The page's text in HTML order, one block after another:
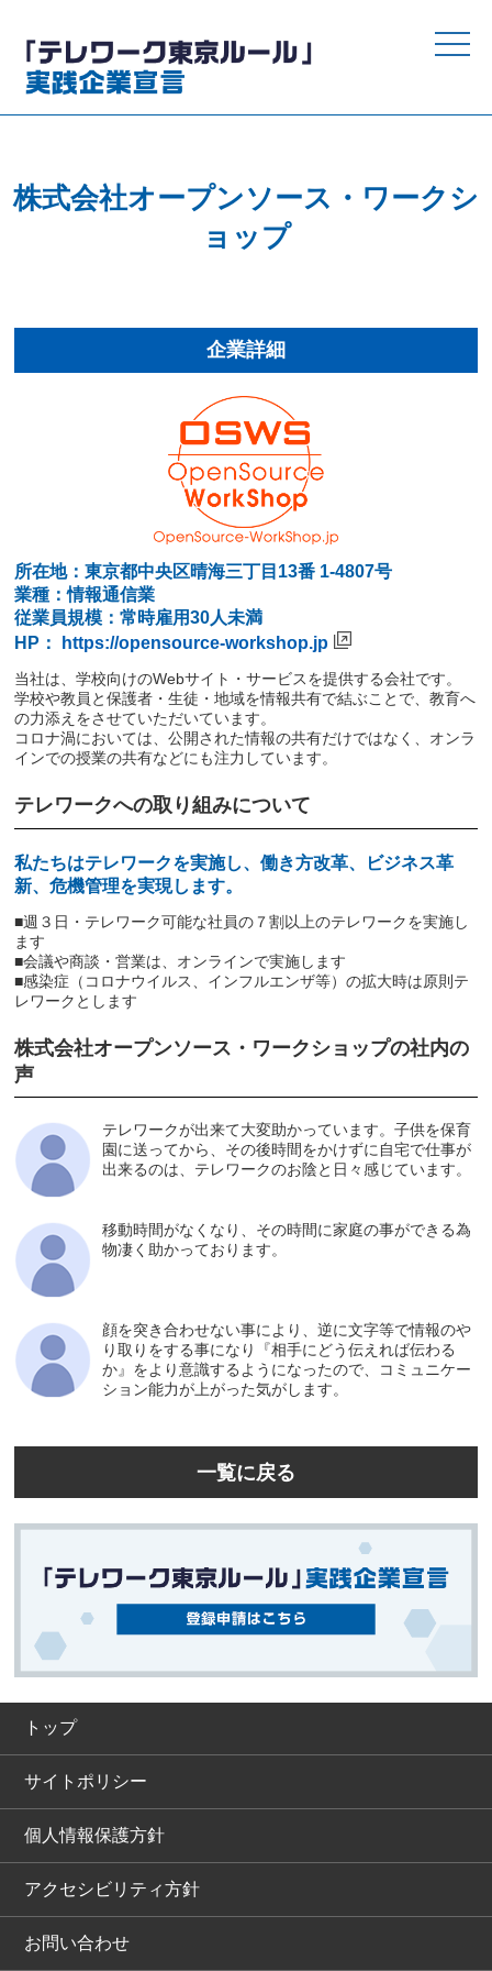
toggle
株式会社オープンソース・ワークシ
ョップ
企業詳細
所在地：東京都中央区晴海三丁目13番 1-4807号
業種：情報通信業
従業員規模：常時雇用30人未満
HP：
https://opensource-workshop.jp
当社は、学校向けのWebサイト・サービスを提供する会社です。
学校や教員と保護者・生徒・地域を情報共有で結ぶことで、教育へ
の力添えをさせていただいています。
コロナ渦においては、公開された情報の共有だけではなく、オンラ
インでの授業の共有などにも注力しています。
テレワークへの取り組みについて
私たちはテレワークを実施し、働き方改革、ビジネス革
新、危機管理を実現します。
■週３日・テレワーク可能な社員の７割以上のテレワークを実施し
ます
■会議や商談・営業は、オンラインで実施します
■感染症（コロナウイルス、インフルエンザ等）の拡大時は原則テ
レワークとします
株式会社オープンソース・ワークショップの社内の
声
テレワークが出来て大変助かっています。子供を保育
園に送ってから、その後時間をかけずに自宅で仕事が
出来るのは、テレワークのお陰と日々感じています。
移動時間がなくなり、その時間に家庭の事ができる為
物凄く助かっております。
顔を突き合わせない事により、逆に文字等で情報のや
り取りをする事になり『相手にどう伝えれば伝わる
か』をより意識するようになったので、コミュニケー
ション能力が上がった気がします。
一覧に戻る
トップ
サイトポリシー
個人情報保護方針
アクセシビリティ方針
お問い合わせ